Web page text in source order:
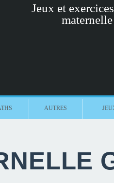
Jeux et
AUTRES